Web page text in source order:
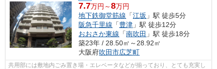
7.7万円～8万円
地下鉄御堂筋線 「江坂 」駅 徒歩5分
阪急千里線 「豊津 」駅 徒歩12分
おおさか東線 「南吹田 」駅 徒歩18分
築23年 / 28.50㎡～28.92㎡
大阪府吹田市広芝町
共用部には敷地内ごみ置き場・エレベータなどが揃っており、とても充実し